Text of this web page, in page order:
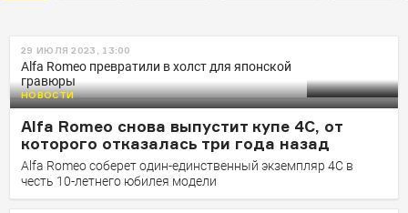
Alfa Romeo 4C реинкарнируется
в формате электромобиля
Новая модель должна получить индекс 4E
29 ИЮЛЯ 2023, 13:00
Alfa Romeo превратили в холст для японской
гравюры
НОВОСТИ
Alfa Romeo снова выпустит купе 4С, от
которого отказалась три года назад
Alfa Romeo соберет один-единственный экземпляр 4С в
честь 10-летнего юбилея модели